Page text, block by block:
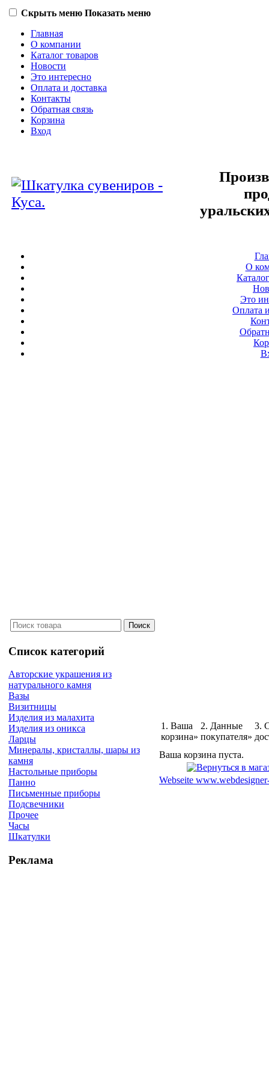
Скрыть меню Показать меню
Главная
О компании
Каталог товаров
Новости
Это интересно
Оплата и доставка
Контакты
Обратная связь
Корзина
Вход
О
Это
Оплата
Список категорий
Авторские украшения из
натурального камня
Вазы
Визитницы
Изделия из малахита
Изделия из оникса
Ларцы
Минералы, кристаллы, шары из
камня
Настольные приборы
Панно
Письменные приборы
Подсвечники
Прочее
Часы
Шкатулки
Реклама
1. Ваша
корзина»
2. Данные
покупателя»
3.
Ваша корзина пуста.
Webseite